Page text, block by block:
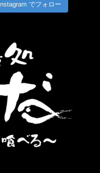
Instagram でフォロー